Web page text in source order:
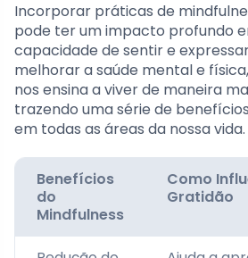
Incorporar práticas de
pode ter um impacto profundo
capacidade de sentir e
melhorar a saúde mental e
nos ensina a viver de maneira
trazendo uma série de
em todas as áreas da nossa vida.
Benefícios
do
Mindfulness
Como
Gratidão